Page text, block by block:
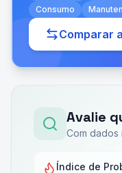
Consumo
Comparar
Avalie
Com dados
Índice de